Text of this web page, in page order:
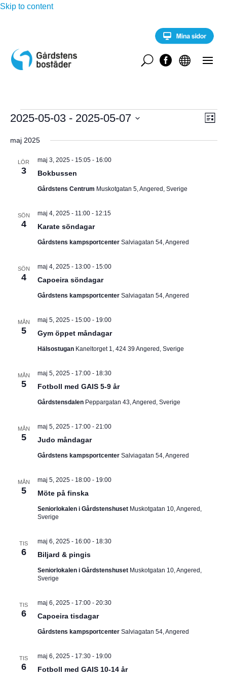
Skip to content


U
Evenemang
V
Y
E
v
n
L
s
2025-05-03 - 2025-05-07
ä
maj 2025
LÖR
3 Bokbussen
maj 3, 2025 - 15:05- 16:00
Gårdstens Centrum Muskotgatan 5, Angered, Sverige
SÖN
4 Karate söndagar
maj 4, 2025 - 11:00- 12:15
Gårdstens kampsportcenter Salviagatan 54, Angered
SÖN
4 Capoeira söndagar
maj 4, 2025 - 13:00- 15:00
Gårdstens kampsportcenter Salviagatan 54, Angered
MÅN
5 Gym öppet måndagar
maj 5, 2025 - 15:00- 19:00
Hälsostugan Kaneltorget 1, 424 39 Angered, Sverige
MÅN
5 Fotboll med GAIS 5-9 år
maj 5, 2025 - 17:00- 18:30
Gårdstensdalen Peppargatan 43, Angered, Sverige
MÅN
5 Judo måndagar
maj 5, 2025 - 17:00- 21:00
Gårdstens kampsportcenter Salviagatan 54, Angered
MÅN
5 Möte på finska
maj 5, 2025 - 18:00- 19:00
Seniorlokalen i Gårdstenshuset Muskotgatan 10, Angered,
Sverige
TIS
6 Biljard & pingis
maj 6, 2025 - 16:00- 18:30
Seniorlokalen i Gårdstenshuset Muskotgatan 10, Angered,
Sverige
TIS
6 Capoeira tisdagar
maj 6, 2025 - 17:00- 20:30
Gårdstens kampsportcenter Salviagatan 54, Angered
TIS
6 Fotboll med GAIS 10-14 år
maj 6, 2025 - 17:30- 19:00